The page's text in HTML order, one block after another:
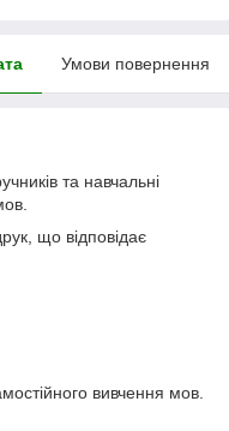
Умови повернення
та навчальні
що відповідає
вивчення мов.